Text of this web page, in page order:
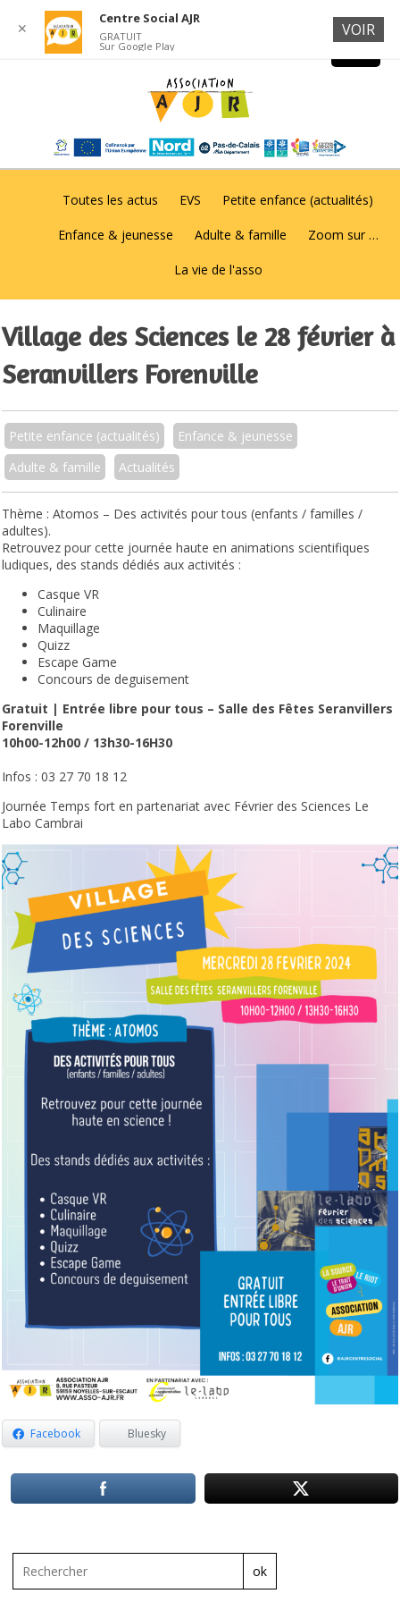
Toutes les actus EVS Petite enfance (actualités)
Enfance & jeunesse Adulte & famille Zoom sur …
La vie de l'asso
Village des Sciences le 28 février à
Seranvillers Forenville
Petite enfance (actualités)
Enfance & jeunesse
Adulte & famille
Actualités
Thème : Atomos – Des activités pour tous (enfants / familles /
adultes).
Retrouvez pour cette journée haute en animations scientifiques
ludiques, des stands dédiés aux activités :
Casque VR
Culinaire
Maquillage
Quizz
Escape Game
Concours de deguisement
Gratuit | Entrée libre pour tous – Salle des Fêtes Seranvillers
Forenville
10h00-12h00 / 13h30-16H30
Infos : 03 27 70 18 12
Journée Temps fort en partenariat avec Février des Sciences Le
Labo Cambrai
Facebook Bluesky
ok
✕
Centre Social AJR
GRATUIT
Sur Google Play
VOIR